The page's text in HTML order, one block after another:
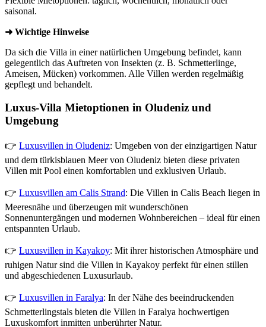
saisonal.
➜ Wichtige Hinweise
Da sich die Villa in einer natürlichen Umgebung befindet, kann
gelegentlich das Auftreten von Insekten (z. B. Schmetterlinge,
Ameisen, Mücken) vorkommen. Alle Villen werden regelmäßig
gepflegt und behandelt.
Luxus-Villa Mietoptionen in Oludeniz und
Umgebung
👉 Luxusvillen in Oludeniz: Umgeben von der einzigartigen Natur
und dem türkisblauen Meer von Oludeniz bieten diese privaten
Villen mit Pool einen komfortablen und exklusiven Urlaub.
👉 Luxusvillen am Calis Strand: Die Villen in Calis Beach liegen in
Meeresnähe und überzeugen mit wunderschönen
Sonnenuntergängen und modernen Wohnbereichen – ideal für einen
entspannten Urlaub.
👉 Luxusvillen in Kayakoy: Mit ihrer historischen Atmosphäre und
ruhigen Natur sind die Villen in Kayakoy perfekt für einen stillen
und abgeschiedenen Luxusurlaub.
👉 Luxusvillen in Faralya: In der Nähe des beeindruckenden
Schmetterlingstals bieten die Villen in Faralya hochwertigen
Luxuskomfort inmitten unberührter Natur.